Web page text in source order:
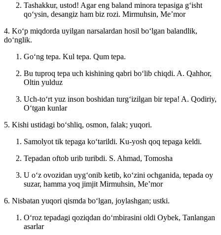
Tashakkur, ustod! Agar eng baland minora tepasiga gʻisht
qoʻysin, desangiz ham biz rozi. Mirmuhsin, Meʼmor
4. Koʻp miqdorda uyilgan narsalardan hosil boʻlgan balandlik,
doʻnglik.
Goʻng tepa. Kul tepa. Qum tepa.
Bu tuproq tepa uch kishining qabri boʻlib chiqdi. A. Qahhor,
Oltin yulduz
Uch-toʻrt yuz inson boshidan turgʻizilgan bir tepa! A. Qodiriy,
Oʻtgan kunlar
5. Kishi ustidagi boʻshliq, osmon, falak; yuqori.
Samolyot tik tepaga koʻtarildi. Ku-yosh qoq tepaga keldi.
Tepadan oftob urib turibdi. S. Ahmad, Tomosha
U oʻz ovozidan uygʻonib ketib, koʻzini ochganida, tepada oy
suzar, hamma yoq jimjit Mirmuhsin, Meʼmor
6. Nisbatan yuqori qismda boʻlgan, joylashgan; ustki.
Oʻroz tepadagi qoziqdan doʻmbirasini oldi Oybek, Tanlangan
asarlar